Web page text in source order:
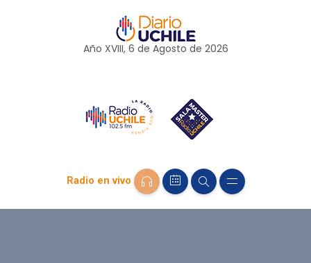
Año XVIII, 6 de Agosto de 2026
Radio en vivo